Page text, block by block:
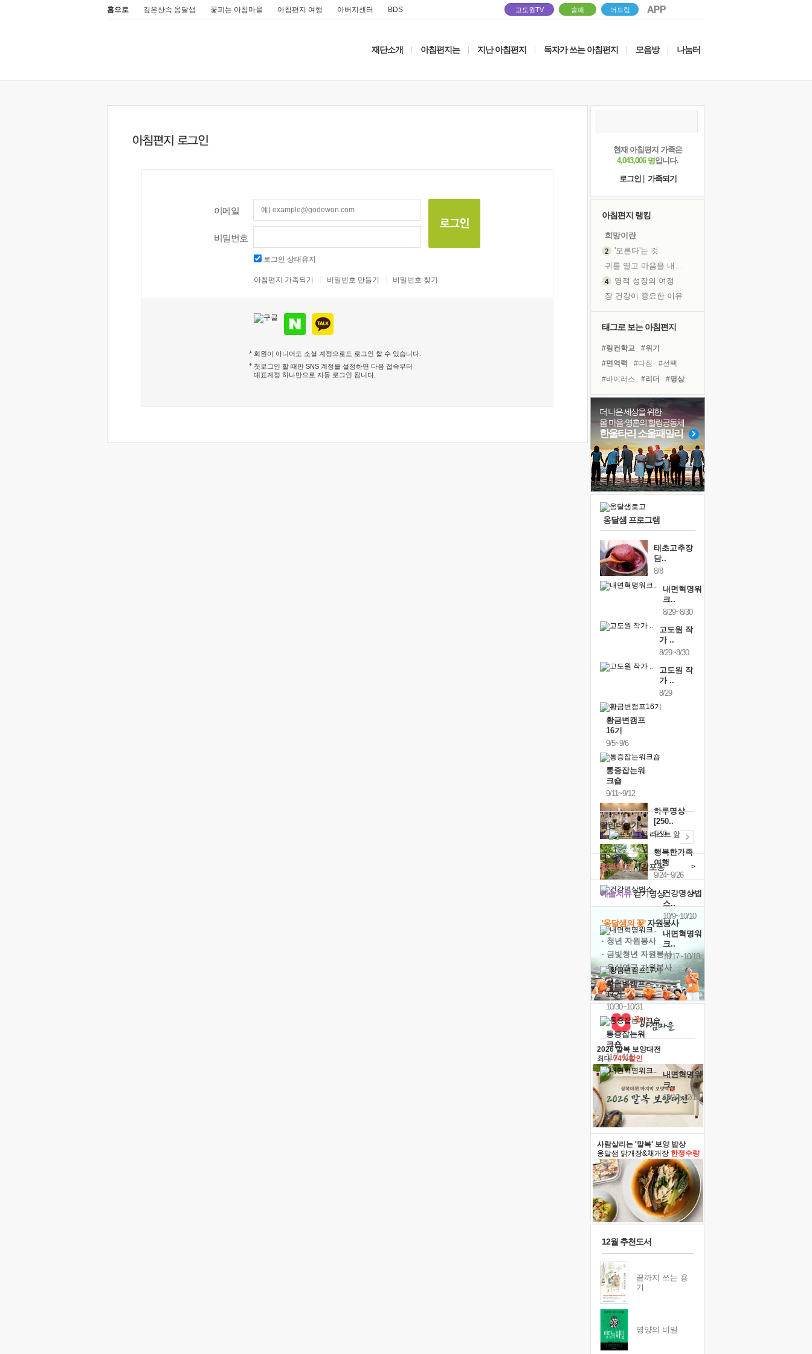
홈으로 깊은산속 옹달샘 꽃피는 아침마을 아침편지 여행 아버지센터 BDS 고도원TV 솔패 더드림
재단소개 아침편지는 지난 아침편지 독자가 쓰는 아침편지 모음방 나눔터
이메일
비밀번호
로그인 상태유지
아침편지 가족되기 비밀번호 만들기 비밀번호 찾기
회원이 아니어도 소셜 계정으로도 로그인 할 수 있습니다.
첫로그인 할 때만 SNS 계정을 설정하면 다음 접속부터
대표계정 하나만으로 자동 로그인 됩니다
현재 아침편지 가족은
4,043,006 명입니다.
로그인
가족되기
아침편지 랭킹
희망이란
'모른다'는 것
귀를 열고 마음을 내어주고
영적 성장의 여정
장 건강이 중요한 이유
꿈이 실제가 되는 것
'말 타는 법'을 먼저
졸업식 사진을 보며
아픈 아버지를 위한 공간 설계
극심한 변비, 어깨결림, 수면 장애
보고 싶은 어머니
유년 시절의 부산 영도 바다
못된 꼰대들
거울 속의 나
태그로 보는 아침편지
#링컨학교
#위기
#면역력
#다짐
#선택
#바이러스
#리더
#명상
#힐링
#비전캠프
#나눔
#건강
#유튜브
#사람
#극복
#삶 #도움
#희망
#계획
#경험 #독서캠프
더 나은 세상을 위한
몸·마음·영혼의 힐링공동체
한울타리 소울패밀리
옹달샘 프로그램
태초고추장
담..
8/8
내면혁명워
크..
8/29~8/30
고도원 작
가 ..
8/29~8/30
고도원 작
가 ..
8/29
황금변캠프
16기
9/5~9/6
통증잡는워
크숍
9/11~9/12
하루명상
[250..
9/19
행복한가족
여행
9/24~9/26
건강명상법
스..
10/9~10/10
내면혁명워
크..
10/17~10/18
황금변캠프
17기
10/30~10/31
통증잡는워
크숍
11/7~11/8
내면혁명워
크..
12/12~12/13
캘린더보기+
예술치유걷기명상 >
힐링허그사감포옹 >
'옹달샘의 꽃'자원봉사
· 청년 자원봉사
· 금빛청년 자원봉사
· 음식연구 자원봉사
2026 말복 보양대전
최대74%할인
사람살리는 '말복' 보양 밥상
옹달샘 닭개장&채개장 한정수량
12월 추천도서
끝까지 쓰는 용
기
영양의 비밀